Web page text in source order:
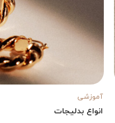
آموزشی
انواع بدلیجات